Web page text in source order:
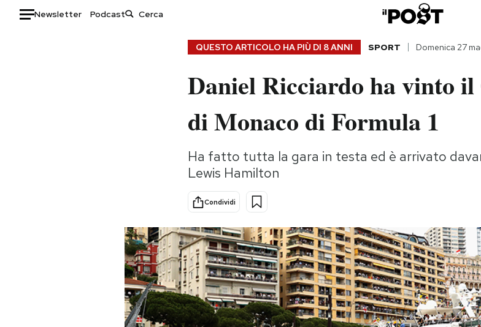
Newsletter Podcast
Storie/Idee
Ok Boomer!
Altrecose
Mondiali calcio 2026
QUESTO ARTICOLO HA PIÙ DI 8 ANNI SPORT Domenica 27
Daniel Ricciardo ha vinto
di Monaco di Formula 1
Ha fatto tutta la gara in testa ed è arrivato
Lewis Hamilton
Condividi